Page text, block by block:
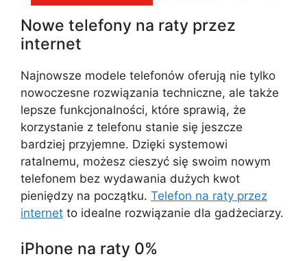
Nowe telefony na raty przez
internet
Najnowsze modele telefonów oferują nie tylko
nowoczesne rozwiązania techniczne, ale także
lepsze funkcjonalności, które sprawią, że
korzystanie z telefonu stanie się jeszcze
bardziej przyjemne. Dzięki systemowi
ratalnemu, możesz cieszyć się swoim nowym
telefonem bez wydawania dużych kwot
pieniędzy na początku. Telefon na raty przez
internet to idealne rozwiązanie dla gadżeciarzy.
iPhone na raty 0%